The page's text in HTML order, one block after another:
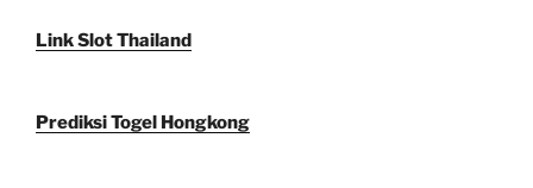
Link Slot Thailand
Prediksi Togel Hongkong